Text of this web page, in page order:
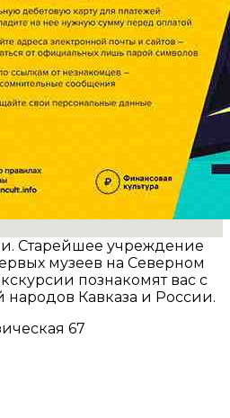
Старейшее учреждение
музеев на Северном
познакомят вас с
народов Кавказа и России.
67